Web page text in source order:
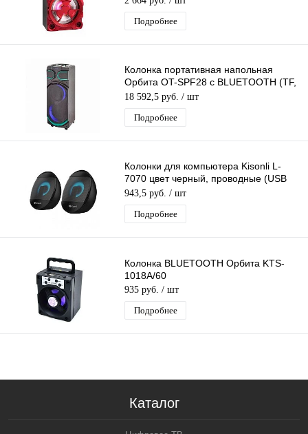
Подробнее
Колонка портативная напольная
Орбита OT-SPF28 с BLUETOOTH (TF,
AUX, USB, FM)
18 592,5 руб. / шт
Подробнее
Колонки для компьютера Kisonli L-
7070 цвет черный, проводные (USB
2.0), стерео
943,5 руб. / шт
Подробнее
Колонка BLUETOOTH Орбита KTS-
1018A/60
935 руб. / шт
Подробнее
Каталог